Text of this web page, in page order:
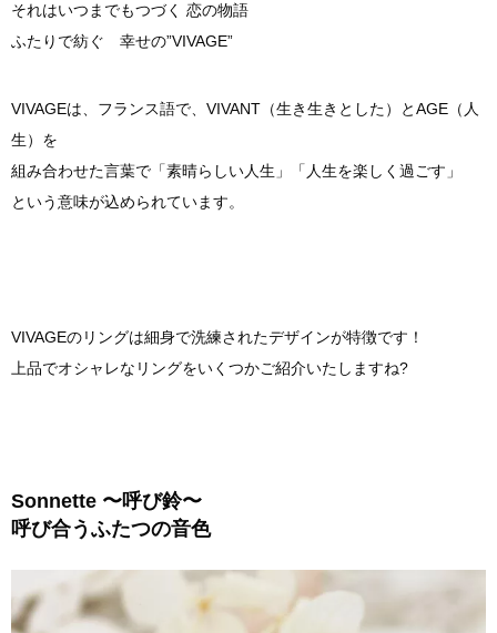
それはいつまでもつづく 恋の物語
ふたりで紡ぐ 幸せの”VIVAGE”
VIVAGEは、フランス語で、VIVANT（生き生きとした）とAGE（人
生）を
組み合わせた言葉で「素晴らしい人生」「人生を楽しく過ごす」
という意味が込められています。
VIVAGEのリングは細身で洗練されたデザインが特徴です！
上品でオシャレなリングをいくつかご紹介いたしますね?
Sonnette 〜呼び鈴〜
呼び合うふたつの音色